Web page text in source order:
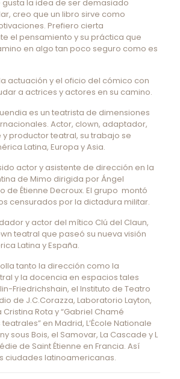
gusta la idea de ser demasiado
creo que un libro sirve como
Prefiero cierta
el pensamiento y su práctica que
en algo tan poco seguro como es
actuación y el oficio del cómico con
a actrices y actores en su camino.
es un teatrista de dimensiones
Actor, clown, adaptador,
productor teatral, su trabajo se
Latina, Europa y Asia.
actor y asistente de dirección en la
de Mimo dirigida por Ángel
de Étienne Decroux. El grupo montó
censurados por la dictadura militar.
y actor del mítico Clú del Claun,
teatral que paseó su nueva visión
Latina y España.
tanto la dirección como la
y la docencia en espacios tales
Friedrichshain, el Instituto de Teatro
de J.C.Corazza, Laboratorio Layton,
Cristina Rota y “Gabriel Chamé
en Madrid, L’École Nationale
sous Bois, el Samovar, La Cascade y L
de Saint Étienne en Francia. Así
ciudades latinoamericanas.